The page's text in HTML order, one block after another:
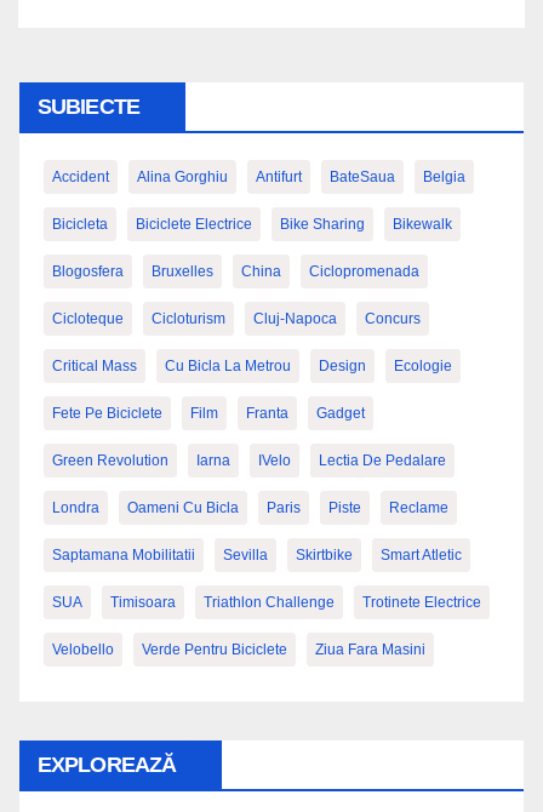
SUBIECTE
Accident Alina Gorghiu Antifurt BateSaua Belgia
Bicicleta Biciclete Electrice Bike Sharing Bikewalk
Blogosfera Bruxelles China Ciclopromenada
Cicloteque Cicloturism Cluj-Napoca Concurs
Critical Mass Cu Bicla La Metrou Design Ecologie
Fete Pe Biciclete Film Franta Gadget
Green Revolution Iarna IVelo Lectia De Pedalare
Londra Oameni Cu Bicla Paris Piste Reclame
Saptamana Mobilitatii Sevilla Skirtbike Smart Atletic
SUA Timisoara Triathlon Challenge Trotinete Electrice
Velobello Verde Pentru Biciclete Ziua Fara Masini
EXPLOREAZĂ